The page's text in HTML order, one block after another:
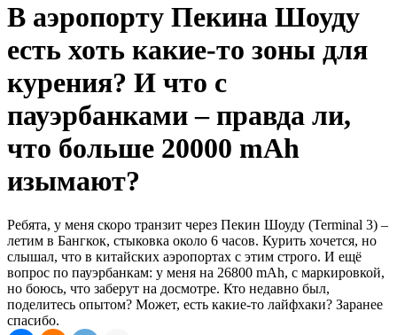
В аэропорту Пекина Шоуду
есть хоть какие-то зоны для
курения? И что с
пауэрбанками – правда ли,
что больше 20000 mAh
изымают?
Ребята, у меня скоро транзит через Пекин Шоуду (Terminal 3) –
летим в Бангкок, стыковка около 6 часов. Курить хочется, но
слышал, что в китайских аэропортах с этим строго. И ещё
вопрос по пауэрбанкам: у меня на 26800 mAh, с маркировкой,
но боюсь, что заберут на досмотре. Кто недавно был,
поделитесь опытом? Может, есть какие-то лайфхаки? Заранее
спасибо.